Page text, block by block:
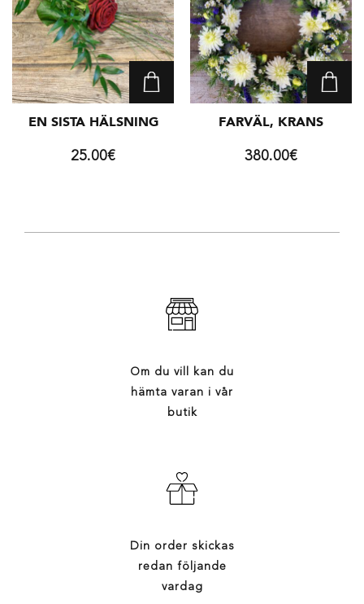
EN SISTA HÄLSNING
25.00€
FARVÄL, KRANS
380.00€
Om du vill kan du
hämta varan i vår
butik
Din order skickas
redan följande
vardag